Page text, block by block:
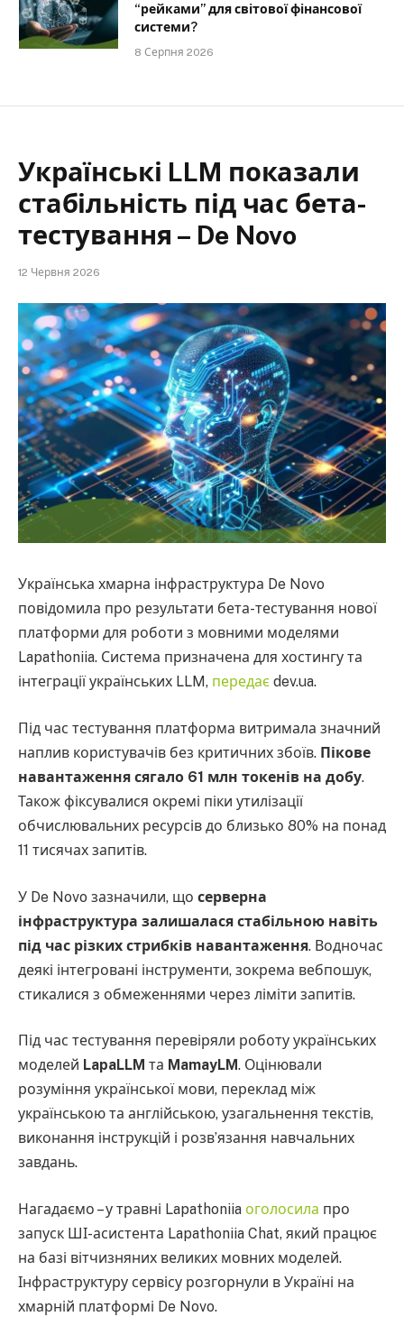
“рейками” для світової фінансової
системи?
8 Серпня 2026
Українські LLM показали
стабільність під час бета-
тестування – De Novo
12 Червня 2026
Українська хмарна інфраструктура De Novo
повідомила про результати бета-тестування нової
платформи для роботи з мовними моделями
Lapathoniia. Система призначена для хостингу та
інтеграції українських LLM, передає dev.ua.
Під час тестування платформа витримала значний
наплив користувачів без критичних збоїв. Пікове
навантаження сягало 61 млн токенів на добу.
Також фіксувалися окремі піки утилізації
обчислювальних ресурсів до близько 80% на понад
11 тисячах запитів.
У De Novo зазначили, що серверна
інфраструктура залишалася стабільною навіть
під час різких стрибків навантаження. Водночас
деякі інтегровані інструменти, зокрема вебпошук,
стикалися з обмеженнями через ліміти запитів.
Під час тестування перевіряли роботу українських
моделей LapaLLM та MamayLM. Оцінювали
розуміння української мови, переклад між
українською та англійською, узагальнення текстів,
виконання інструкцій і розв’язання навчальних
завдань.
Нагадаємо – у травні Lapathoniia оголосила про
запуск ШІ-асистента Lapathoniia Chat, який працює
на базі вітчизняних великих мовних моделей.
Інфраструктуру сервісу розгорнули в Україні на
хмарній платформі De Novo.